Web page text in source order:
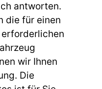
antworten.
die für einen
erforderlichen
wir Ihnen
Die